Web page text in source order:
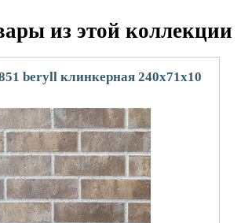
из этой коллекции
beryll клинкерная 240х71х10